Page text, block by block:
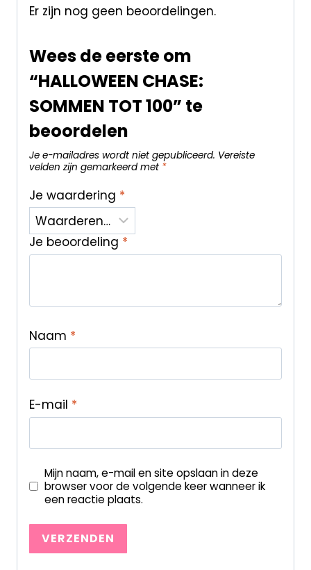
Er zijn nog geen beoordelingen.
Wees de eerste om
“HALLOWEEN CHASE:
SOMMEN TOT 100” te
beoordelen
Je e-mailadres wordt niet gepubliceerd. Vereiste
velden zijn gemarkeerd met *
Je waardering *
Je beoordeling *
Naam *
E-mail *
Mijn naam, e-mail en site opslaan in deze
browser voor de volgende keer wanneer ik
een reactie plaats.